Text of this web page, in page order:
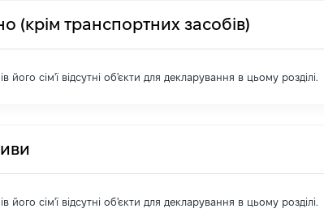
(крім транспортних засобів)
його сім'ї відсутні об'єкти для декларування в цьому розділі.
його сім'ї відсутні об'єкти для декларування в цьому розділі.